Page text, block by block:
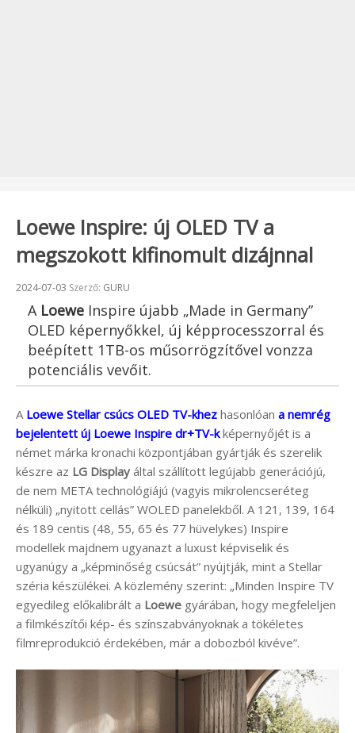
Loewe Inspire: új OLED TV a
megszokott kifinomult dizájnnal
Beküldve:
2024-07-03 Szerző: GURU
A Loewe Inspire újabb „Made in Germany”
OLED képernyőkkel, új képprocesszorral és
beépített 1TB-os műsorrögzítővel vonzza
potenciális vevőit.
A Loewe Stellar csúcs OLED TV-khez hasonlóan a nemrég
bejelentett új Loewe Inspire dr+TV-kképernyőjét is a
német márka kronachi központjában gyártják és szerelik
készre az LG Display által szállított legújabb generációjú,
de nem META technológiájú (vagyis mikrolencseréteg
nélküli) „nyitott cellás” WOLED panelekből. A 121, 139, 164
és 189 centis (48, 55, 65 és 77 hüvelykes) Inspire
modellek majdnem ugyanazt a luxust képviselik és
ugyanúgy a „képminőség csúcsát” nyújtják, mint a Stellar
széria készülékei. A közlemény szerint: „Minden Inspire TV
egyedileg előkalibrált a Loewe gyárában, hogy megfeleljen
a filmkészítői kép- és színszabványoknak a tökéletes
filmreprodukció érdekében, már a dobozból kivéve”.